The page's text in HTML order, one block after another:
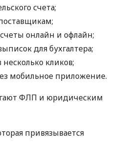
счета;
онлайн и офлайн;
для бухгалтера;
несколько кликов;
мобильное приложение.
ФЛП и юридическим
привязывается